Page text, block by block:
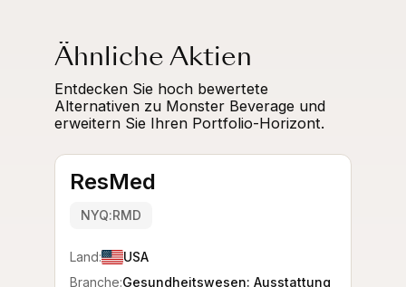
Ähnliche Aktien
Entdecken Sie hoch bewertete
Alternativen zu Monster Beverage und
erweitern Sie Ihren Portfolio-Horizont.
ResMed
NYQ:RMD
Land:
USA
Branche:Gesundheitswesen: Ausstattung